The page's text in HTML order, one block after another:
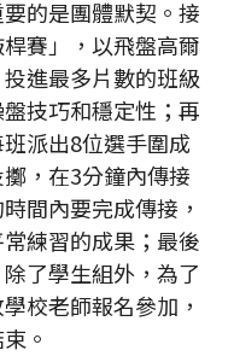
的是團體默契。接
賽」，以飛盤高爾
進最多片數的班級
技巧和穩定性；再
派出8位選手圍成
，在3分鐘內傳接
間內要完成傳接，
練習的成果；最後
了學生組外，為了
校老師報名參加，
。